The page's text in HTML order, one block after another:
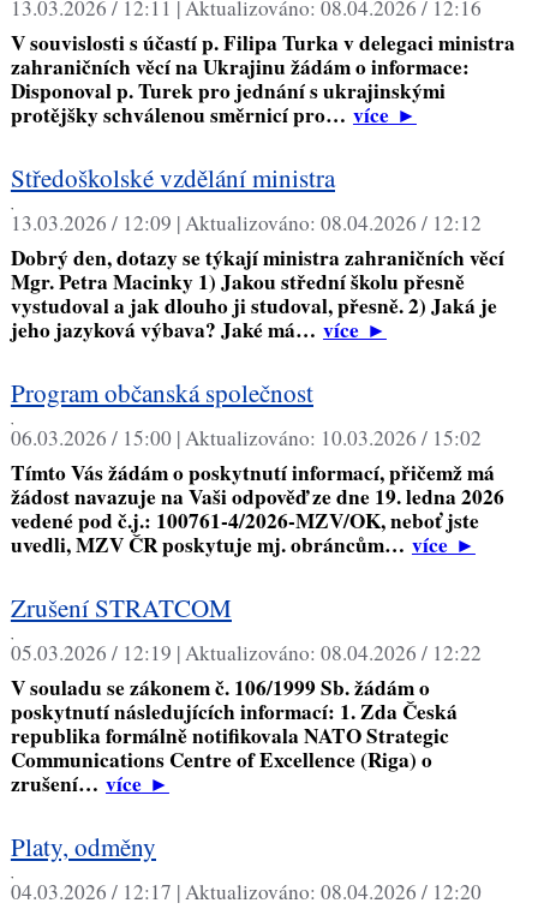
13.03.2026 / 12:11 |Aktualizováno: 08.04.2026 / 12:16
V souvislosti s účastí p. Filipa Turka v delegaci ministra
zahraničních věcí na Ukrajinu žádám o informace:
Disponoval p. Turek pro jednání s ukrajinskými
protějšky schválenou směrnicí pro… více►
Středoškolské vzdělání ministra
,
13.03.2026 / 12:09 |Aktualizováno: 08.04.2026 / 12:12
Dobrý den, dotazy se týkají ministra zahraničních věcí
Mgr. Petra Macinky 1) Jakou střední školu přesně
vystudoval a jak dlouho ji studoval, přesně. 2) Jaká je
jeho jazyková výbava? Jaké má… více►
Program občanská společnost
,
06.03.2026 / 15:00 |Aktualizováno: 10.03.2026 / 15:02
Tímto Vás žádám o poskytnutí informací, přičemž má
žádost navazuje na Vaši odpověď ze dne 19. ledna 2026
vedené pod č.j.: 100761-4/2026-MZV/OK, neboť jste
uvedli, MZV ČR poskytuje mj. obráncům… více►
Zrušení STRATCOM
,
05.03.2026 / 12:19 |Aktualizováno: 08.04.2026 / 12:22
V souladu se zákonem č. 106/1999 Sb. žádám o
poskytnutí následujících informací: 1. Zda Česká
republika formálně notifikovala NATO Strategic
Communications Centre of Excellence (Riga) o
zrušení… více►
Platy, odměny
,
04.03.2026 / 12:17 |Aktualizováno: 08.04.2026 / 12:20